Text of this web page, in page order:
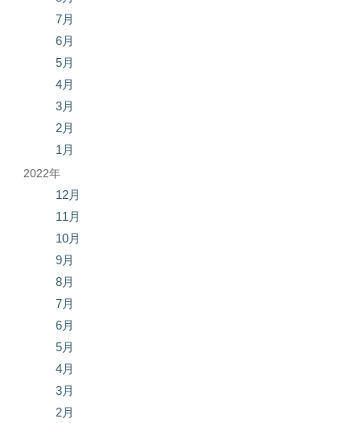
7月
6月
5月
4月
3月
2月
1月
2022年
12月
11月
10月
9月
8月
7月
6月
5月
4月
3月
2月